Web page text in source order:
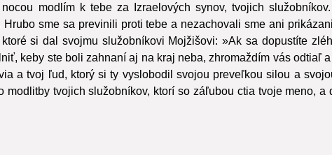
modlím k tebe za Izraelových synov, tvojich
sme sa previnili proti tebe a nezachovali sme ani
si dal svojmu služobníkovi Mojžišovi: »Ak sa dopustíte
keby ste boli zahnaní aj na kraj neba, zhromaždím vás odtiaľ
a tvoj ľud, ktorý si ty vyslobodil svojou preveľkou silou a
tvojich služobníkov, ktorí so záľubou ctia tvoje meno, a